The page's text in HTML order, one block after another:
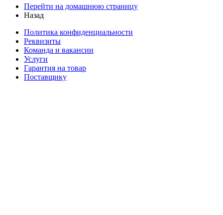
Перейти на домашнюю страницу
Назад
Политика конфиденциальности
Реквизиты
Команда и вакансии
Услуги
Гарантия на товар
Поставщику